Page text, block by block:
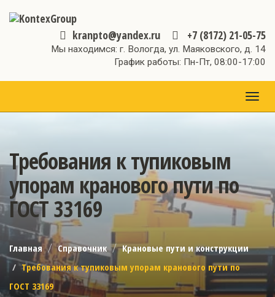
kranpto@yandex.ru +7 (8172) 21-05-75
Мы находимся: г. Вологда, ул. Маяковского, д. 14
График работы: Пн-Пт, 08:00-17:00
Требования к тупиковым
упорам кранового пути по
ГОСТ 33169
Главная Справочник
Крановые пути и конструкции
Требования к тупиковым упорам кранового пути по
ГОСТ 33169